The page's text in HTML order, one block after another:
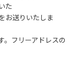
た
お送りいたしま
。フリーアドレスの